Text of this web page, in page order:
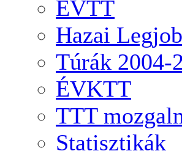
ÉVTT
Hazai
Túrák 2004-
ÉVKTT
TTT
Statisztikák